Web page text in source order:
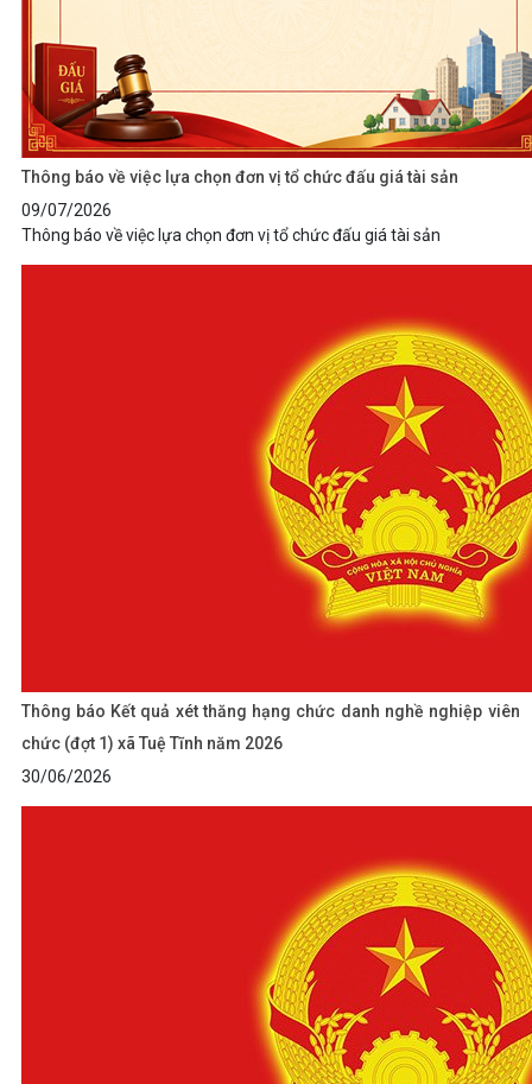
Thông báo về việc lựa chọn đơn vị tổ chức đấu giá tài sản
09/07/2026
Thông báo về việc lựa chọn đơn vị tổ chức đấu giá tài sản
Thông báo Kết quả xét thăng hạng chức danh nghề nghiệp viên
chức (đợt 1) xã Tuệ Tĩnh năm 2026
30/06/2026